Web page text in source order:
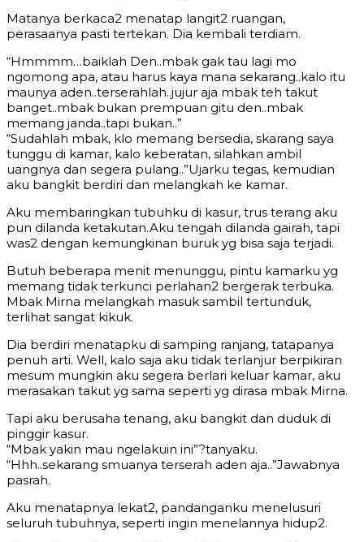
Matanya berkaca2 menatap langit2 ruangan,
perasaanya pasti tertekan. Dia kembali terdiam.
“Hmmmm…baiklah Den..mbak gak tau lagi mo
ngomong apa, atau harus kaya mana sekarang..kalo itu
maunya aden..terserahlah..jujur aja mbak teh takut
banget..mbak bukan prempuan gitu den..mbak
memang janda..tapi bukan..”
“Sudahlah mbak, klo memang bersedia, skarang saya
tunggu di kamar, kalo keberatan, silahkan ambil
uangnya dan segera pulang..”Ujarku tegas, kemudian
aku bangkit berdiri dan melangkah ke kamar.
Aku membaringkan tubuhku di kasur, trus terang aku
pun dilanda ketakutan.Aku tengah dilanda gairah, tapi
was2 dengan kemungkinan buruk yg bisa saja terjadi.
Butuh beberapa menit menunggu, pintu kamarku yg
memang tidak terkunci perlahan2 bergerak terbuka.
Mbak Mirna melangkah masuk sambil tertunduk,
terlihat sangat kikuk.
Dia berdiri menatapku di samping ranjang, tatapanya
penuh arti. Well, kalo saja aku tidak terlanjur berpikiran
mesum mungkin aku segera berlari keluar kamar, aku
merasakan takut yg sama seperti yg dirasa mbak Mirna.
Tapi aku berusaha tenang, aku bangkit dan duduk di
pinggir kasur.
“Mbak yakin mau ngelakuin ini”?tanyaku.
“Hhh..sekarang smuanya terserah aden aja..”Jawabnya
pasrah.
Aku menatapnya lekat2, pandanganku menelusuri
seluruh tubuhnya, seperti ingin menelannya hidup2.